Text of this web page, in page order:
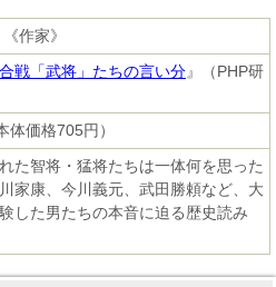
作家》
戦「武将」たちの言い分』（PHP研
体価格705円）
た智将・猛将たちは一体何を思った
家康、今川義元、武田勝頼など、大
した男たちの本音に迫る歴史読み